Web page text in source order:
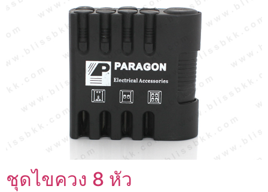
ชุดไขควง 8 หัว